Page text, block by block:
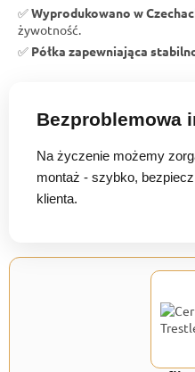
✅Wyprodukowano w
żywotność.
✅ Półka zapewniająca
Bezproblemowa
Na życzenie możemy
montaż - szybko,
klienta.